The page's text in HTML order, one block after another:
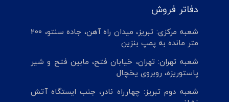
دفاتر فروش
شعبه مرکزی: تبریز، میدان راه آهن، جاده سنتو، 200
متر مانده به پمپ بنزین
شعبه تهران: تهران، خیابان فتح، مابین فتح و شیر
پاستوریزه، روبروی یخچال
شعبه دوم تبریز: چهارراه نادر، جنب ایستگاه آتش